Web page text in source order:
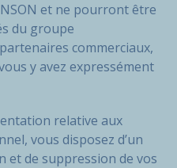
et ne pourront être
du groupe
commerciaux,
y avez expressément
relative aux
vous disposez d’un
et de suppression de vos